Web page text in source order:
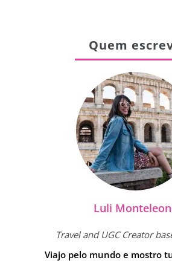
Quem
Luli
Travel and UGC Creator
Viajo pelo mundo e mostro